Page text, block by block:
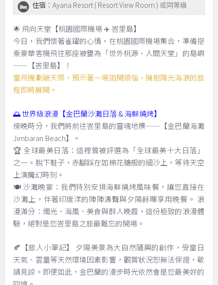
住宿 ：Ayana Resort ( Resort View Room ) 或同等級
🌟 飛向天堂【桃園國際機場 ✈️ 峇里島】
今日，我們懷著雀躍的心情，在桃園國際機場集合，準備搭
乘豪華客機飛往那座被譽為「世外桃源、人間天堂」的島嶼
——【峇里島】！
當飛機劃破天際，預示著一場拋開煩惱、擁抱陽光海浪的旅
程即將展開。
🌅 世界級浪漫【金巴蘭沙灘日落 & 海鮮燒烤】
傍晚時分，我們將前往峇里島的靈魂地標——【金巴蘭海灘
Jimbaran Beach】。
🏆 全球最美日落：這裡曾被評選為「全球最美十大日落」
之一。脫下鞋子，赤腳踩在如棉花糖般的細沙上，等待天空
上演魔幻時刻。
🍽️ 沙灘晚宴：我們特別安排海鮮燒烤風味餐，讓您直接在
沙灘上，伴著印度洋的陣陣濤聲與夕陽餘暉享用晚餐。 浪
漫滿分：燭光、海風、美食與醉人晚霞，這份極致的浪漫體
驗，絕對是您峇里島之旅最難忘的開場。
🍂【旅人小筆記】 夕陽美景為大自然隨興的創作，受當日
天氣、雲量等天然環境因素影響，觀賞狀況恕無法保證，敬
請見諒。即便如此，金巴蘭的漫步時光依然會是您最美好的